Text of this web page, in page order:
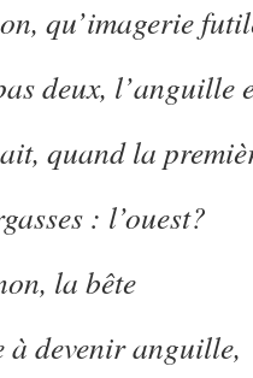
qu’imagerie
deux, l’anguille
quand la
: l’ouest?
la bête
à devenir anguille,